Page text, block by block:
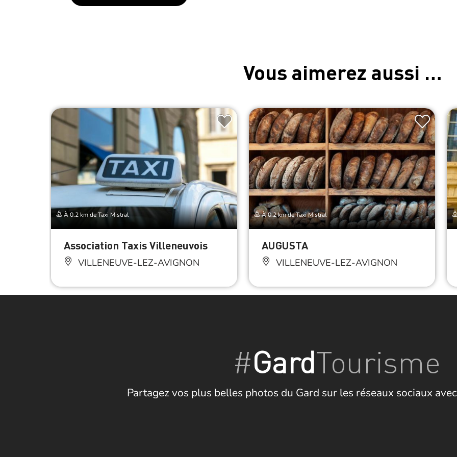
Vous aimerez aussi …
À 0.2 km de Taxi Mistral
Association Taxis Villeneuvois
VILLENEUVE-LEZ-AVIGNON
À 0.2 km de Taxi Mistral
AUGUSTA
VILLENEUVE-LEZ-AVIGNON
#GardTourisme
Partagez vos plus belles photos du Gard sur les réseaux sociaux